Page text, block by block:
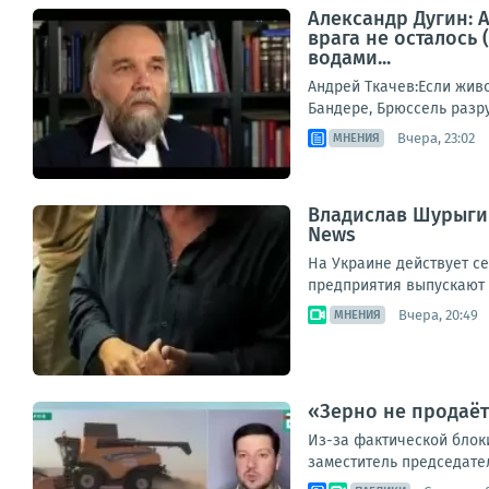
Александр Дугин:
врага не
водами...
Андрей Ткачев:Если
Бандере, Брюссель
МНЕНИЯ Вчера, 23:02
Владислав
News
На Украине действует
предприятия
МНЕНИЯ Вчера, 20:49
«Зерно не
Из-за фактической
заместитель